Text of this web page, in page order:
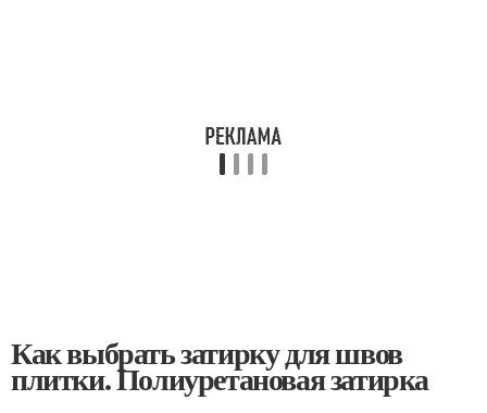
Как выбрать затирку для швов
плитки. Полиуретановая затирка